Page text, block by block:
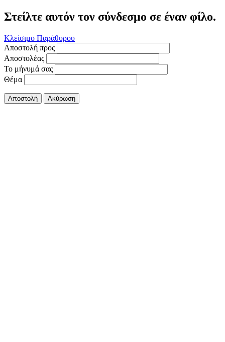
Στείλτε αυτόν τον σύνδεσμο σε έναν φίλο.
Κλείσιμο Παράθυρου
Αποστολή προς
Αποστολέας
Το μήνυμά σας
Θέμα
Αποστολή Ακύρωση